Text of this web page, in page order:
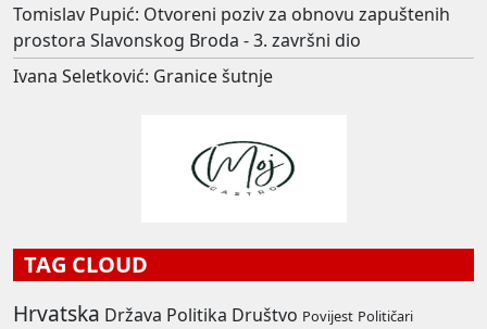
Tomislav Pupić: Otvoreni poziv za obnovu zapuštenih
prostora Slavonskog Broda - 3. završni dio
Ivana Seletković: Granice šutnje
TAG CLOUD
Hrvatska Država Politika Društvo Povijest Političari